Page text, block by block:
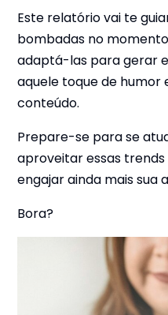
Este relatório vai te
bombadas no
adaptá-las para gerar
aquele toque de humor
conteúdo.
Prepare-se para se
aproveitar essas
engajar ainda mais sua
Bora?